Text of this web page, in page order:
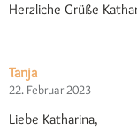
Herzliche Grüße
Tanja
22. Februar 2023
Liebe Katharina,